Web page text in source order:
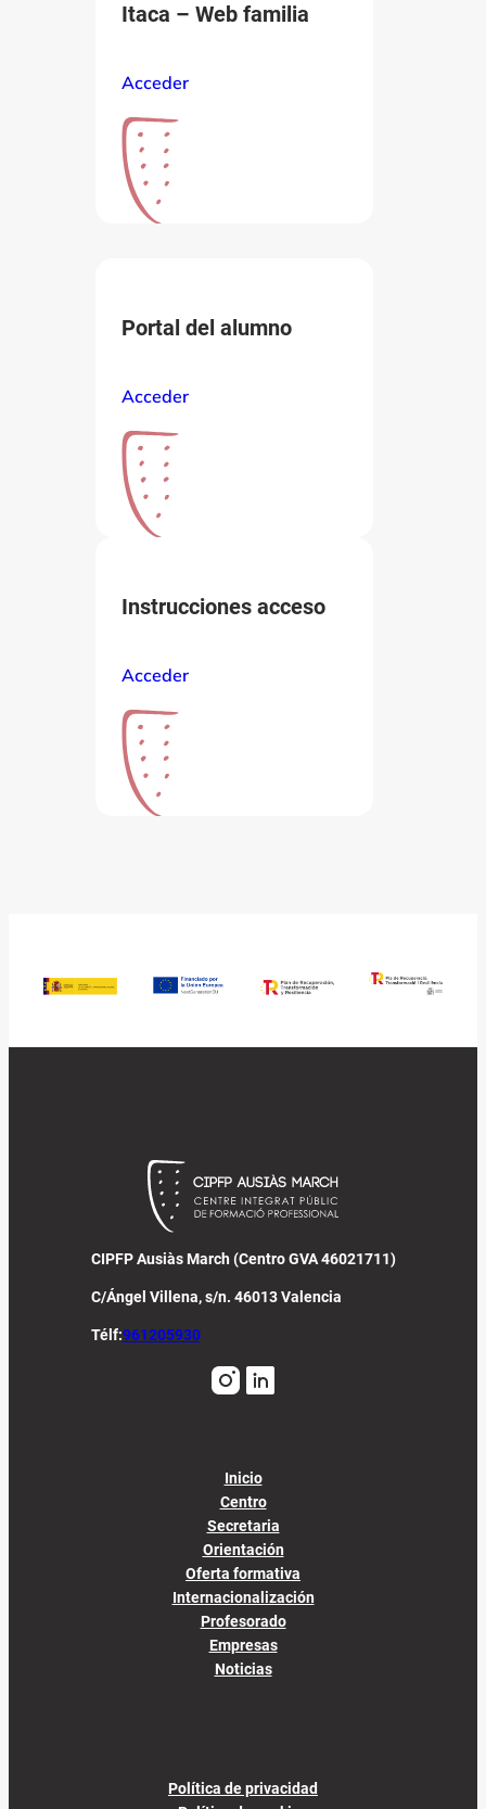
Itaca – Web familia
Acceder
Portal del alumno
Acceder
Instrucciones acceso
Acceder
CIPFP Ausiàs March (Centro GVA 46021711)
C/Ángel Villena, s/n. 46013 Valencia
Télf:961205930
Inicio
Centro
Secretaria
Orientación
Oferta formativa
Internacionalización
Profesorado
Empresas
Noticias
Política de privacidad